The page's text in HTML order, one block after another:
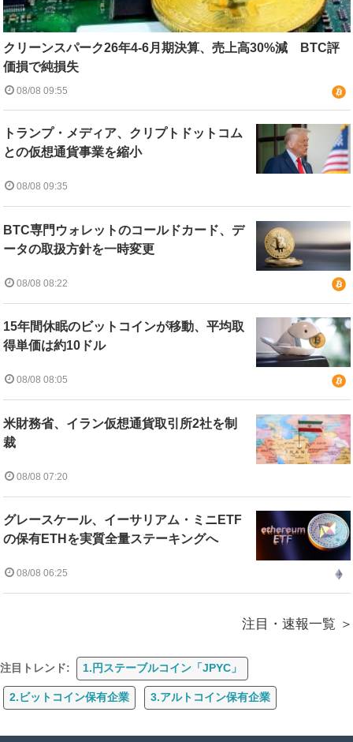
クリーンスパーク26年4-6月期決算、売上高30%減 BTC評
価損で純損失
08/08 09:55
トランプ・メディア、クリプトドットコム
との仮想通貨事業を縮小
08/08 09:35
BTC専門ウォレットのコールドカード、デ
ータの取扱方針を一時変更
08/08 08:22
15年間休眠のビットコインが移動、平均取
得単価は約10ドル
08/08 08:05
米財務省、イラン仮想通貨取引所2社を制
裁
08/08 07:20
グレースケール、イーサリアム・ミニETF
の保有ETHを実質全量ステーキングへ
08/08 06:25
注目・速報一覧
注目トレンド: 1.円ステーブルコイン「JPYC」
2.ビットコイン保有企業 3.アルトコイン保有企業